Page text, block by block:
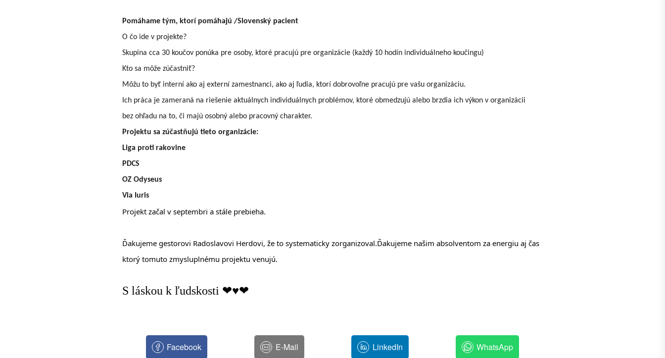
Pomáhame tým, ktorí pomáhajú /Slovenský pacient
O čo ide v projekte?
Skupina cca 30 koučov ponúka pre osoby, ktoré pracujú pre organizácie (každý 10 hodín individuálneho koučingu)
Kto sa môže zúčastniť?
Môžu to byť interní ako aj externí zamestnanci, ako aj ľudia, ktorí dobrovoľne pracujú pre vašu organizáciu.
Ich práca je zameraná na riešenie aktuálnych individuálnych problémov, ktoré obmedzujú alebo brzdia ich výkon v organizácii
bez ohľadu na to, či majú osobný alebo pracovný charakter.
Projektu sa zúčastňujú tieto organizácie:
Liga proti rakovine
PDCS
OZ Odyseus
Via Iuris
Projekt začal v septembri a stále prebieha.
Ďakujeme gestorovi Radoslavovi Herdovi, že to systematicky zorganizoval.Ďakujeme našim absolventom za energiu aj čas
ktorý tomuto zmysluplnému projektu venujú.
S láskou k ľudskosti ❤♥❤
Facebook E-Mail LinkedIn WhatsApp